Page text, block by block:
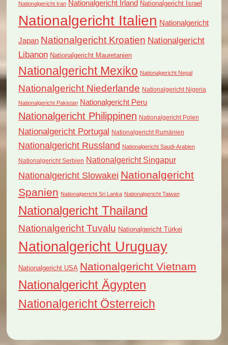
Nationalgericht Iran Nationalgericht Irland Nationalgericht Israel
Nationalgericht Italien Nationalgericht
Japan Nationalgericht Kroatien Nationalgericht
Libanon Nationalgericht Mauretanien
Nationalgericht Mexiko Nationalgericht Nepal
Nationalgericht Niederlande Nationalgericht Nigeria
Nationalgericht Pakistan Nationalgericht Peru
Nationalgericht Philippinen Nationalgericht Polen
Nationalgericht Portugal Nationalgericht Rumänien
Nationalgericht Russland Nationalgericht Saudi-Arabien
Nationalgericht Serbien Nationalgericht Singapur
Nationalgericht Slowakei Nationalgericht
Spanien Nationalgericht Sri Lanka Nationalgericht Taiwan
Nationalgericht Thailand
Nationalgericht Tuvalu Nationalgericht Türkei
Nationalgericht Uruguay
Nationalgericht USA Nationalgericht Vietnam
Nationalgericht Ägypten
Nationalgericht Österreich